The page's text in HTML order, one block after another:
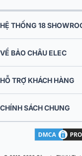
HỆ THỐNG 18
VỀ BẢO CHÂU ELEC
HỖ TRỢ KHÁCH HÀNG
CHÍNH SÁCH CHUNG